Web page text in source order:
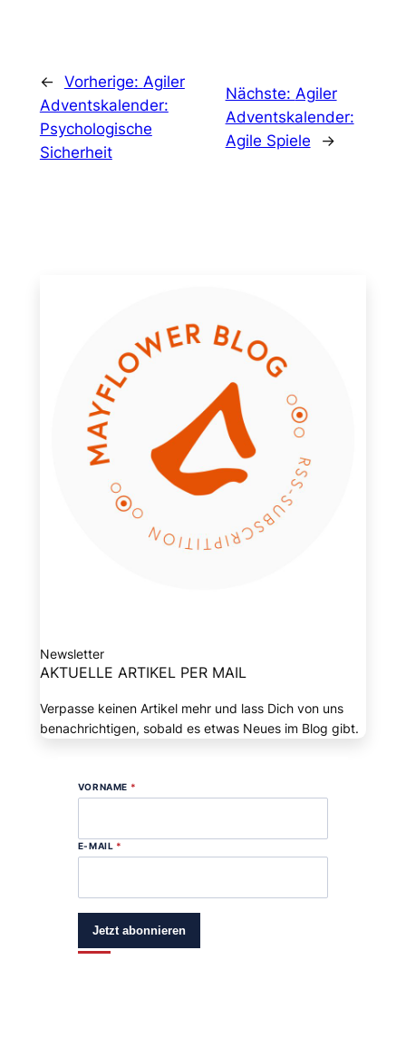
← Vorherige: Agiler
Adventskalender:
Psychologische
Sicherheit
Nächste: Agiler
Adventskalender:
Agile Spiele
→
Newsletter
AKTUELLE ARTIKEL PER MAIL
Verpasse keinen Artikel mehr und lass Dich von uns
benachrichtigen, sobald es etwas Neues im Blog gibt.
VORNAME *
E-MAIL *
Jetzt abonnieren